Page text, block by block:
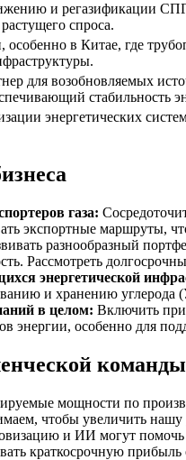
и регазификации СПГ
спроса.
особенно в Китае, где
для возобновляемых
стабильность
энергетических
газа:
экспортные маршруты,
разнообразный
Рассмотреть
энергетической
и хранению
в целом: Включить
энергии, особенно для
команды
мощности по
чтобы увеличить нашу
и ИИ могут помочь
краткосрочную